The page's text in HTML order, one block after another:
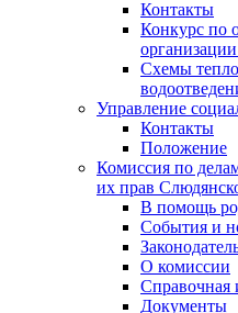
Контакты
Конкурс по
Схемы
Управление
Контакты
Положение
Комиссия по
их прав
В помощь
События и
О комиссии
Справочная
Документы